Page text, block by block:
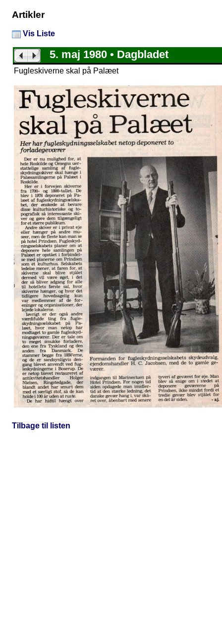
Artikler
Vis Liste
5. maj 1980 • Dagbladet
Fugleskiverne skal på Palæet
Tilbage til listen